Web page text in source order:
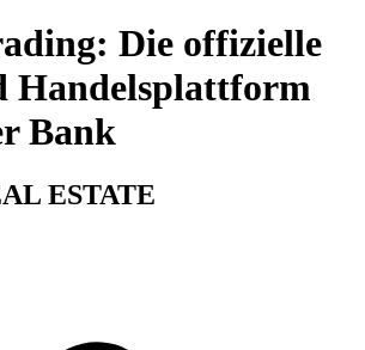
Die offizielle
Handelsplattform
Bank
ESTATE